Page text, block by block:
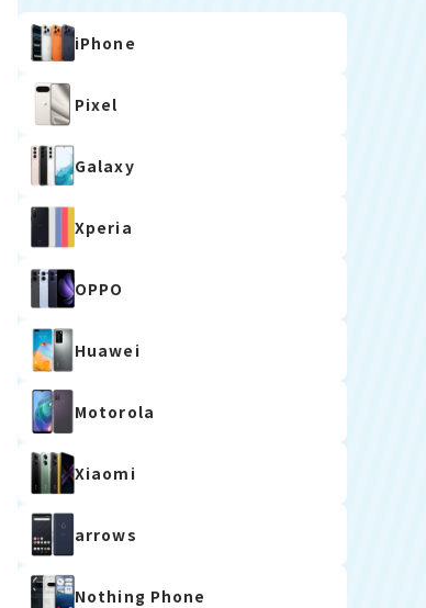
iPhone
Pixel
Galaxy
Xperia
OPPO
Huawei
Motorola
Xiaomi
arrows
Nothing Phone